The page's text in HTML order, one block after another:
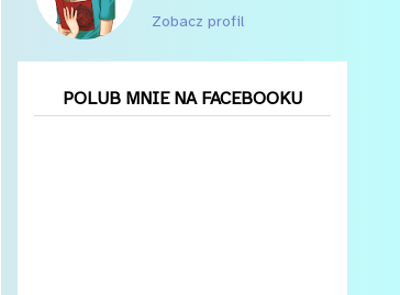
Zobacz profil
POLUB MNIE NA FACEBOOKU